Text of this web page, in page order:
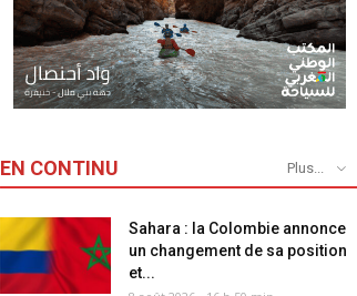
EN CONTINU Plus...
Sahara : la Colombie annonce
un changement de sa position
et...